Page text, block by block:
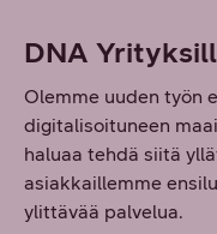
DNA
Olemme uuden työn
digitalisoituneen
haluaa tehdä siitä
asiakkaillemme
ylittävää palvelua.